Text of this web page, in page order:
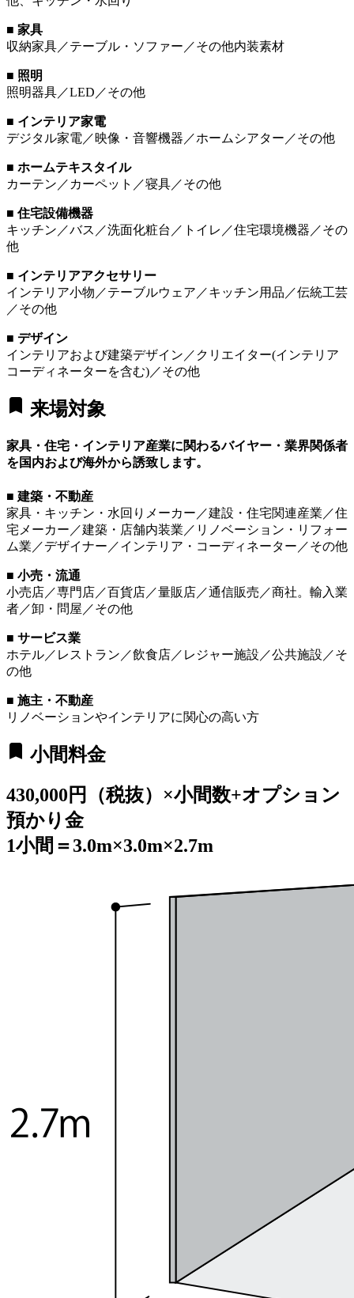
■ 家具
収納家具／テーブル・ソファー／その他内装素材
■ 照明
照明器具／LED／その他
■ インテリア家電
デジタル家電／映像・音響機器／ホームシアター／その他
■ ホームテキスタイル
カーテン／カーペット／寝具／その他
■ 住宅設備機器
キッチン／バス／洗面化粧台／トイレ／住宅環境機器／その
他
■ インテリアアクセサリー
インテリア小物／テーブルウェア／キッチン用品／伝統工芸
／その他
■ デザイン
インテリアおよび建築デザイン／クリエイター(インテリア
コーディネーターを含む)／その他
bookmark 来場対象
家具・住宅・インテリア産業に関わるバイヤー・業界関係者
を国内および海外から誘致します。
■ 建築・不動産
家具・キッチン・水回りメーカー／建設・住宅関連産業／住
宅メーカー／建築・店舗内装業／リノベーション・リフォー
ム業／デザイナー／インテリア・コーディネーター／その他
■ 小売・流通
小売店／専門店／百貨店／量販店／通信販売／商社。輸入業
者／卸・問屋／その他
■ サービス業
ホテル／レストラン／飲食店／レジャー施設／公共施設／そ
の他
■ 施主・不動産
リノベーションやインテリアに関心の高い方
bookmark 小間料金
430,000円（税抜）×小間数+オプション
預かり金
1小間＝3.0m×3.0m×2.7m